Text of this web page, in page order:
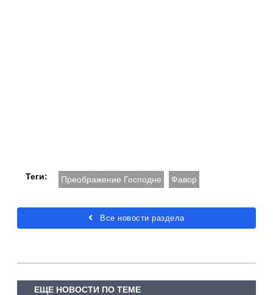
Теги: Преображение Господне Фавор
Все новости раздела
ЕЩЕ НОВОСТИ ПО ТЕМЕ